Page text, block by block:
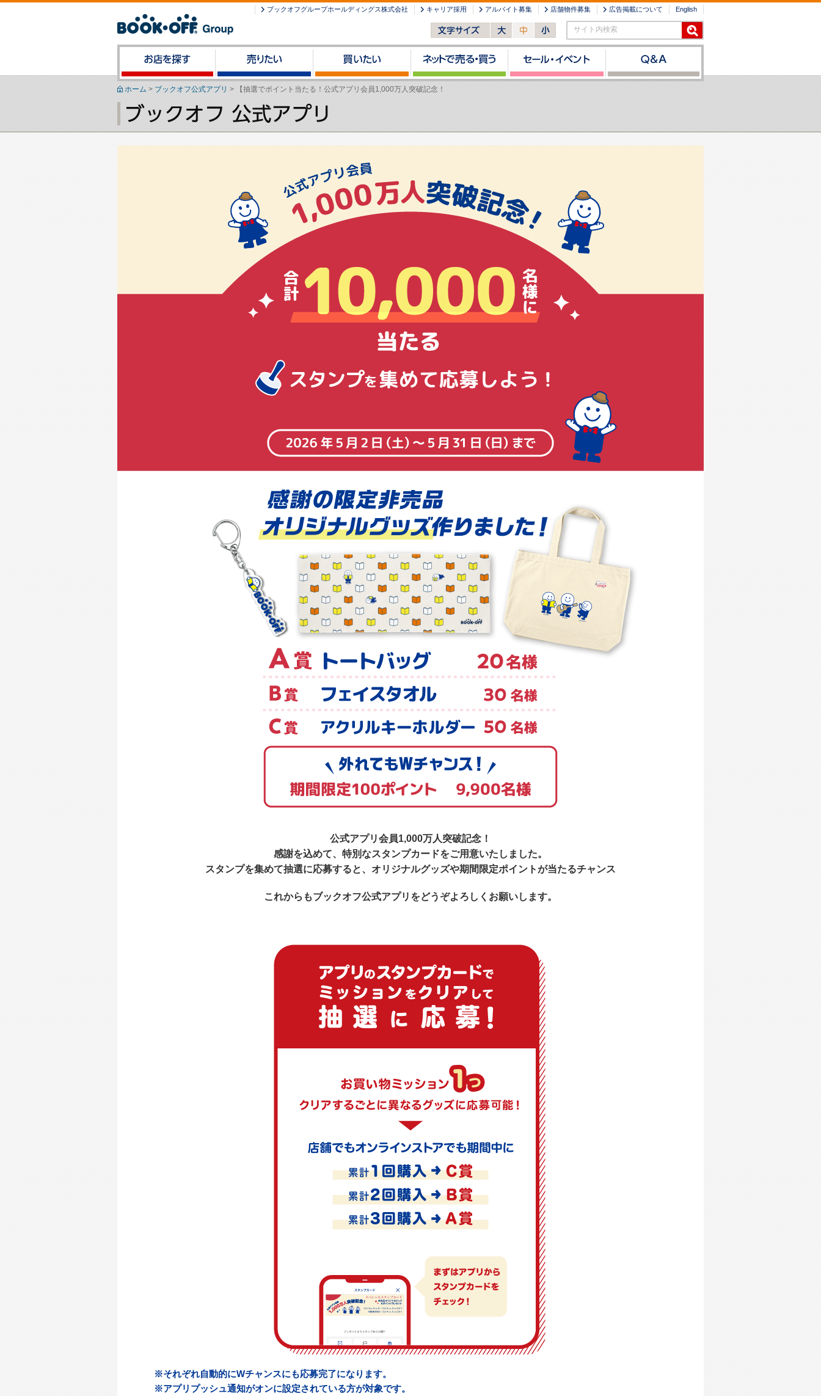
ブックオフグループホールディングス株式会社 キャリア採用 アルバイト募集 店舗物件募集 広告掲載について English
サイト内検索
ホーム>ブックオフ公式アプリ>【抽選でポイント当たる！公式アプリ会員1,000万人突破記念！
公式アプリ会員1,000万人突破記念！
感謝を込めて、特別なスタンプカードをご用意いたしました。
スタンプを集めて抽選に応募すると、オリジナルグッズや期間限定ポイントが当たるチャンス
これからもブックオフ公式アプリをどうぞよろしくお願いします。
※それぞれ自動的にWチャンスにも応募完了になります。
※アプリプッシュ通知がオンに設定されている方が対象です。